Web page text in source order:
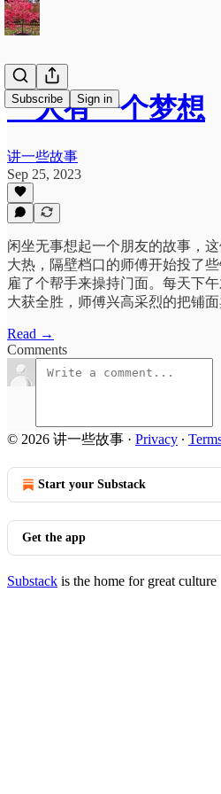
Subscribe Sign in
一人有一个梦想
讲一些故事
Sep 25, 2023
闲坐无事想起一个朋友的故事，
大热，隔壁档口的师傅开始投了
雇了个帮手来操持门面。每天下
大获全胜，师傅兴高采烈的把铺
Read →
Comments
© 2026 讲一些故事 · Privacy ∙
Start your Substack
Get the app
Substack is the home for great culture